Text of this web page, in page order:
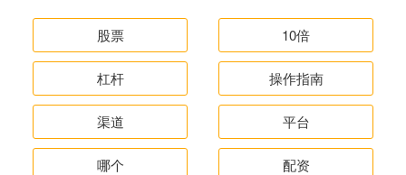
股票 10倍
杠杆 操作指南
渠道 平台
哪个 配资